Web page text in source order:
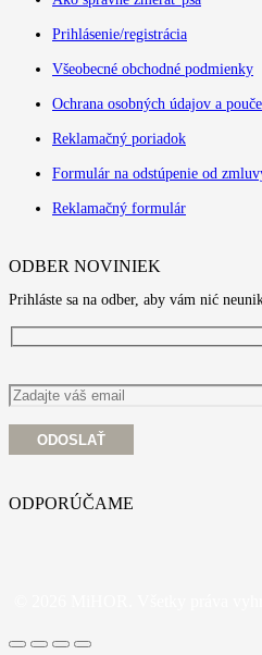
Prihlásenie/registrácia
Všeobecné obchodné podmienky
Ochrana osobných údajov a
Reklamačný poriadok
Formulár na odstúpenie od
Reklamačný formulár
ODBER NOVINIEK
Prihláste sa na odber, aby vám nić
ODPORÚČAME